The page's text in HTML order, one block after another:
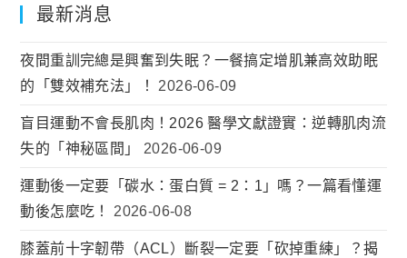
最新消息
夜間重訓完總是興奮到失眠？一餐搞定增肌兼高效助眠
的「雙效補充法」！
2026-06-09
盲目運動不會長肌肉！2026 醫學文獻證實：逆轉肌肉流
失的「神秘區間」
2026-06-09
運動後一定要「碳水：蛋白質 = 2：1」嗎？一篇看懂運
動後怎麼吃！
2026-06-08
膝蓋前十字韌帶（ACL）斷裂一定要「砍掉重練」？揭